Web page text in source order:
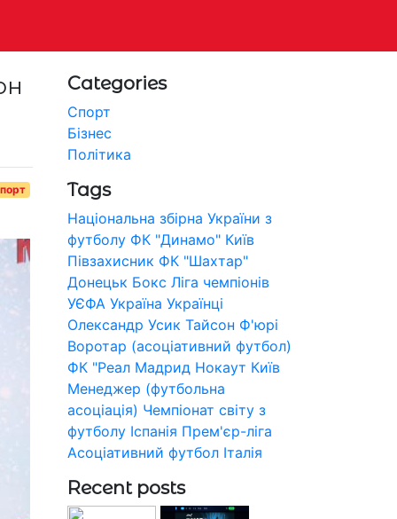
Categories
Спорт
Бізнес
Політика
Tags
Національна збірна України з
футболу ФК "Динамо" Київ
Півзахисник ФК "Шахтар"
Донецьк Бокс Ліга чемпіонів
УЄФА Україна Українці
Олександр Усик Тайсон Ф'юрі
Воротар (асоціативний футбол)
ФК "Реал Мадрид Нокаут Київ
Менеджер (футбольна
асоціація) Чемпіонат світу з
футболу Іспанія Прем'єр-ліга
Асоціативний футбол Італія
Recent posts